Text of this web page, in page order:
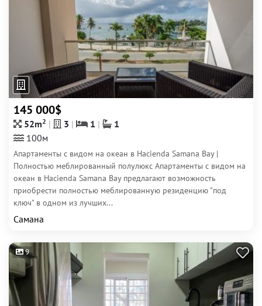
145 000$
52m2 3 1
1
100м
Апартаменты с видом на океан в Hacienda Samana Bay |
Полностью меблированный полулюкс Апартаменты с видом на
океан в Hacienda Samana Bay предлагают возможность
приобрести полностью меблированную резиденцию "под
ключ" в одном из лучших...
Самана
9